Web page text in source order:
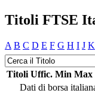
Titoli FTSE
A B C D E F G H I J K
Titoli Uffic. Min Max
Dati di borsa